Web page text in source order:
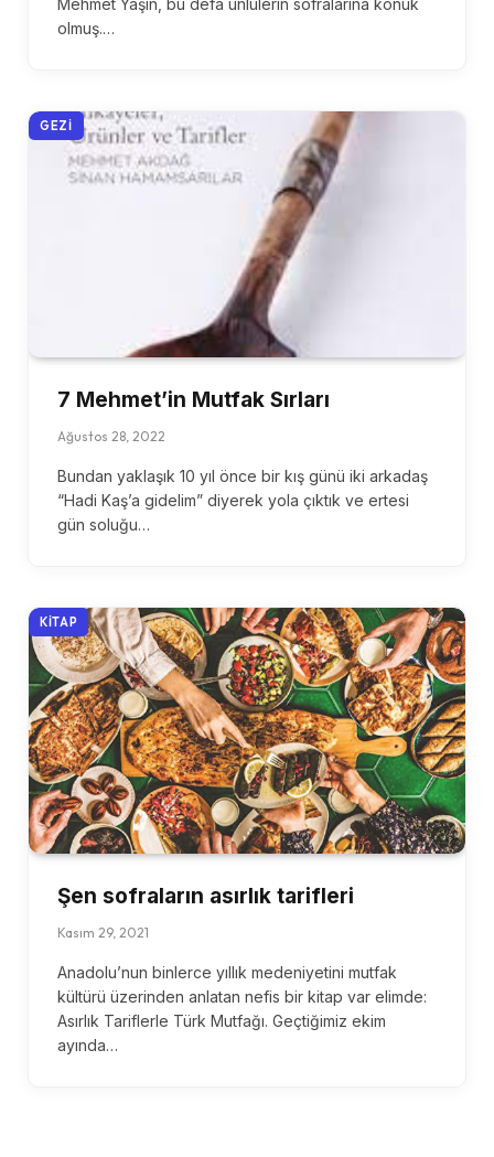
Mehmet Yaşin, bu defa ünlülerin sofralarına konuk
olmuş.…
GEZI
7 Mehmet’in Mutfak Sırları
Ağustos 28, 2022
Bundan yaklaşık 10 yıl önce bir kış günü iki arkadaş
“Hadi Kaş’a gidelim” diyerek yola çıktık ve ertesi
gün soluğu…
KITAP
Şen sofraların asırlık tarifleri
Kasım 29, 2021
Anadolu’nun binlerce yıllık medeniyetini mutfak
kültürü üzerinden anlatan nefis bir kitap var elimde:
Asırlık Tariflerle Türk Mutfağı. Geçtiğimiz ekim
ayında…